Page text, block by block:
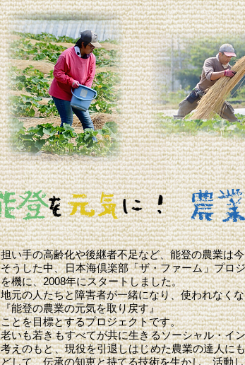
担い手の高齢化や後継者不足など、能登の農業は
そうした中、日本海倶楽部「ザ・ファーム」プロ
を機に、2008年にスタートしました。
地元の人たちと障害者が一緒になり、使われなく
『能登の農業の元気を取り戻す』
ことを目標とするプロジェクトです。
老いも若きもすべてが共に生きるソーシャル・イ
考えのもと、現役を引退しはじめた農業の達人に
どして、伝承の知恵と持てる技術を生かし、活動